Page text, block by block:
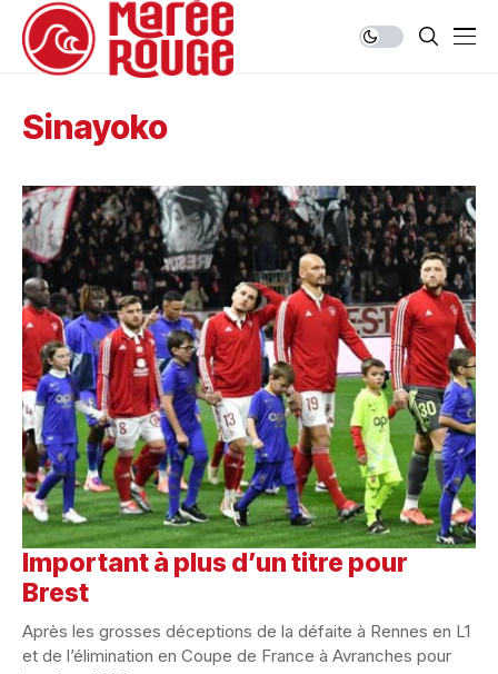
Sinayoko
Important à plus d’un titre pour
Brest
Après les grosses déceptions de la défaite à Rennes en L1
et de l’élimination en Coupe de France à Avranches pour